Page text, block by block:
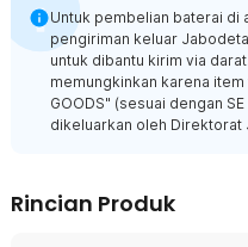
Untuk pembelian baterai di
pengiriman keluar
untuk dibantu kirim via
memungkinkan karena
GOODS" (sesuai dengan
dikeluarkan oleh Direktorat
Rincian Produk